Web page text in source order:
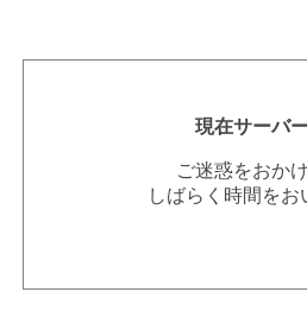
現在サーバ
ご迷惑をおか
しばらく時間を